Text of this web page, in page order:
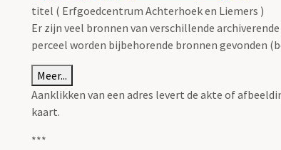
titel ( Erfgoedcentrum Achterhoek en Liemers )
Er zijn veel bronnen van verschillende
perceel worden bijbehorende bronnen gevonden
Meer...
Aanklikken van een adres levert de akte of
kaart.
***